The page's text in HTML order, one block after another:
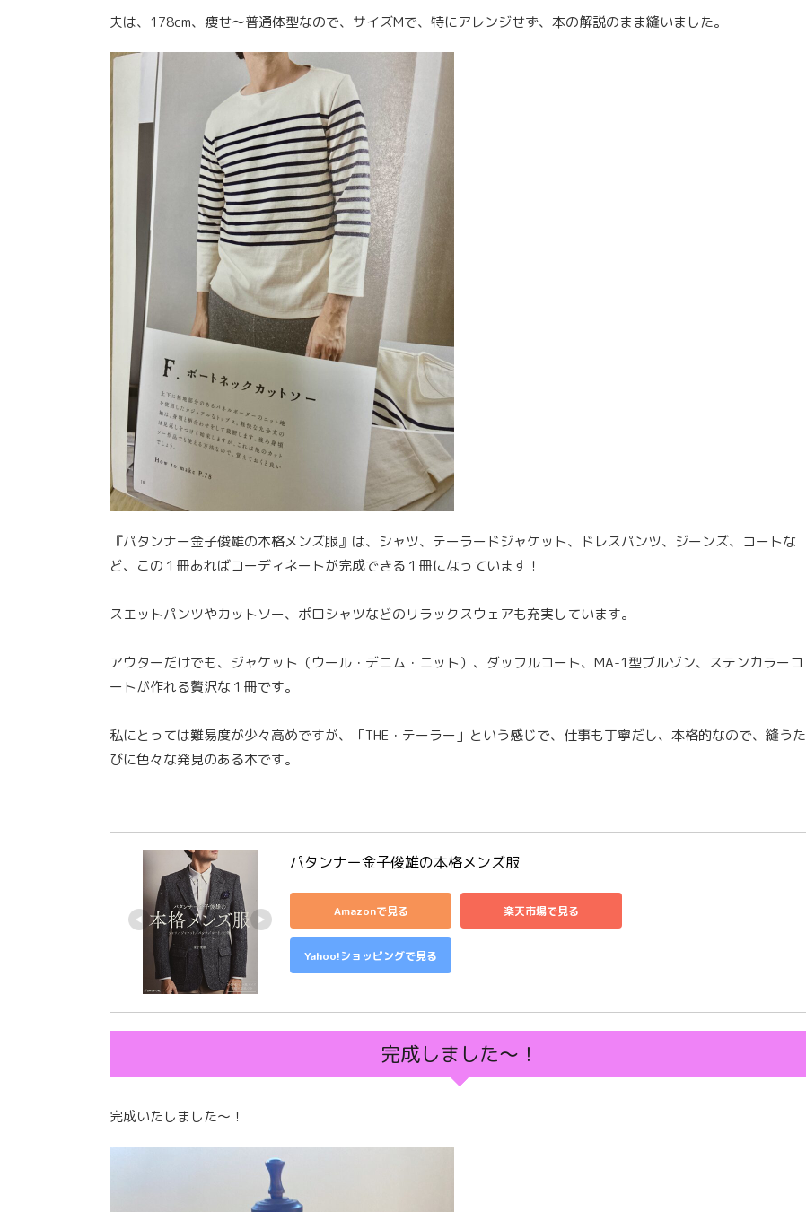
夫は、178cm、痩せ〜普通体型なので、サイズMで、特にアレンジせず、本の解説のまま縫いました。
『パタンナー金子俊雄の本格メンズ服』は、シャツ、テーラードジャケット、ドレスパンツ、ジーンズ、コートな
ど、この１冊あればコーディネートが完成できる１冊になっています！
スエットパンツやカットソー、ポロシャツなどのリラックスウェアも充実しています。
アウターだけでも、ジャケット（ウール・デニム・ニット）、ダッフルコート、MA-1型ブルゾン、ステンカラーコ
ートが作れる贅沢な１冊です。
私にとっては難易度が少々高めですが、「THE・テーラー」という感じで、仕事も丁寧だし、本格的なので、縫うた
びに色々な発見のある本です。
パタンナー金子俊雄の本格メンズ服
Amazonで見る 楽天市場で見る
Yahoo!ショッピングで見る
完成しました〜！
完成いたしました〜！